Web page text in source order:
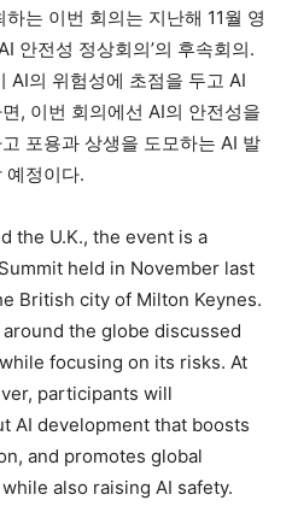
는 이번 회의는 지난해 11월 영
안전성 정상회의’의 후속회의.
AI의 위험성에 초점을 두고 AI
, 이번 회의에선 AI의 안전성을
포용과 상생을 도모하는 AI 발
예정이다.
the U.K., the event is a
held in November last
British city of Milton Keynes.
around the globe discussed
focusing on its risks. At
participants will
AI development that boosts
and promotes global
also raising AI safety.